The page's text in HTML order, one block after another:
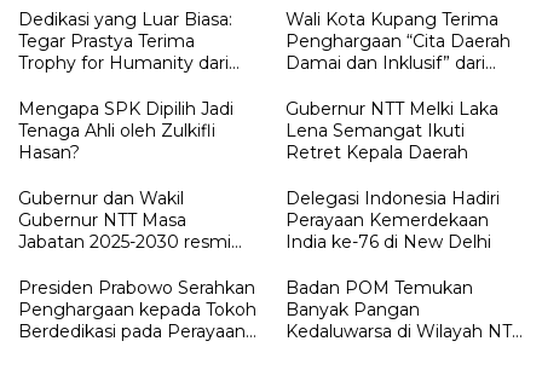
Karya Terbaik
Dedikasi yang Luar Biasa:
Tegar Prastya Terima
Trophy for Humanity dari
Wali Kota Kupang Terima
Penghargaan “Cita Daerah
Damai dan Inklusif” dari
Mengapa SPK Dipilih Jadi
Tenaga Ahli oleh Zulkifli
Hasan?
Gubernur NTT Melki Laka
Lena Semangat Ikuti
Retret Kepala Daerah
Gubernur dan Wakil
Gubernur NTT Masa
Jabatan 2025-2030 resmi
Prabowo
Delegasi Indonesia Hadiri
Perayaan Kemerdekaan
India ke-76 di New Delhi
Presiden Prabowo Serahkan
Penghargaan kepada Tokoh
Berdedikasi pada Perayaan
Badan POM Temukan
Banyak Pangan
Kedaluwarsa di Wilayah NTT